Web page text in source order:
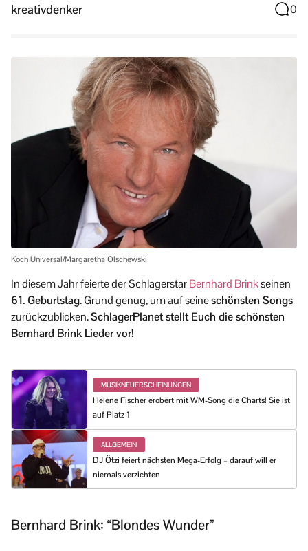
kreativdenker 0
Koch Universal/Margaretha Olschewski
In diesem Jahr feierte der SchlagerstarBernhard Brinkseinen
61. Geburtstag. Grund genug, um auf seineschönsten Songs
zurückzublicken.SchlagerPlanet stellt Euch die schönsten
Bernhard Brink Lieder vor!
MUSIKNEUERSCHEINUNGEN
Helene Fischer erobert mit WM-Song die Charts! Sie ist
auf Platz 1
ALLGEMEIN
DJ Ötzi feiert nächsten Mega-Erfolg – darauf will er
niemals verzichten
Bernhard Brink: “Blondes Wunder”